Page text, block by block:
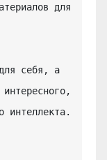
для
себя, а
интеллекта.